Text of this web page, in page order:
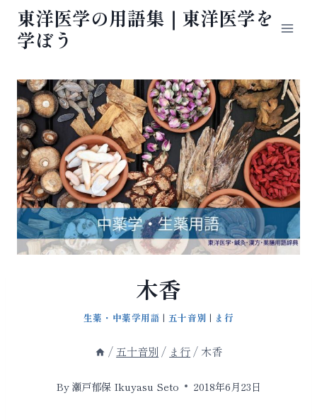
東洋医学の用語集｜東洋医学を
学ぼう
木香
生薬・中薬学用語 | 五十音別 | ま行
/五十音別/ ま行/ 木香
By瀬戸郁保 Ikuyasu Seto 2018年6月23日